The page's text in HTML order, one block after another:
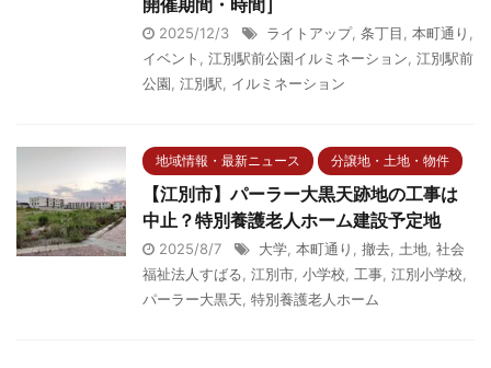
開催期間・時間］
2025/12/3 ライトアップ, 条丁目, 本町通り ,
イベント , 江別駅前公園イルミネーション, 江別駅前
公園, 江別駅, イルミネーション
地域情報・最新ニュース 分譲地・土地・物件
【江別市】パーラー大黒天跡地の工事は
中止？特別養護老人ホーム建設予定地
2025/8/7 大学, 本町通り , 撤去, 土地, 社会
福祉法人すばる, 江別市, 小学校, 工事, 江別小学校,
パーラー大黒天, 特別養護老人ホーム